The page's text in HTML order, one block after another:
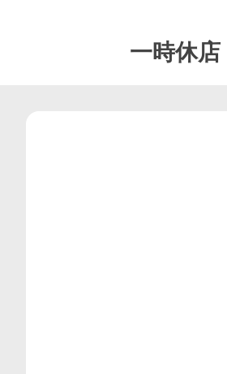
一時休店